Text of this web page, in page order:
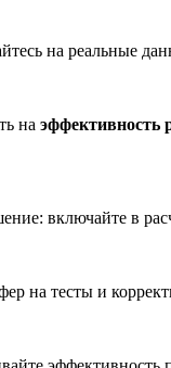
на реальные
на эффективность
включайте в
на тесты и